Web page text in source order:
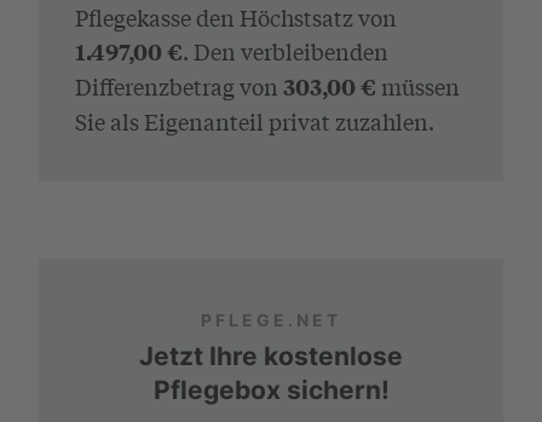
Pflegekasse den Höchstsatz von
1.497,00 €. Den verbleibenden
Differenzbetrag von 303,00 € müssen
Sie als Eigenanteil privat zuzahlen.
PFLEGE.NET
Jetzt Ihre kostenlose
Pflegebox sichern!